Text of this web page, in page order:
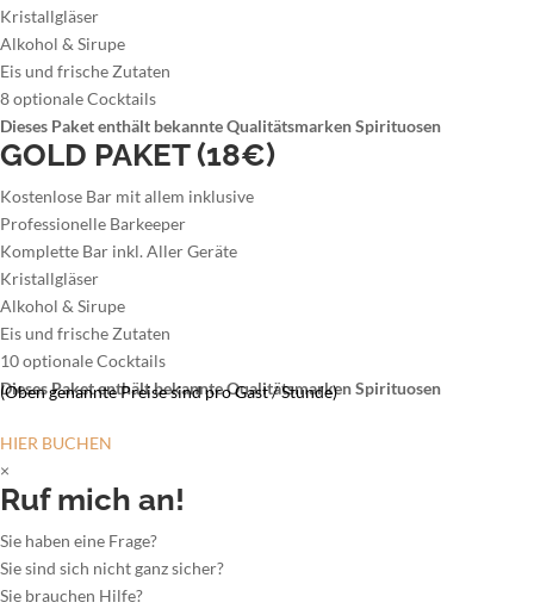
Kristallgläser
Alkohol & Sirupe
Eis und frische Zutaten
8 optionale Cocktails
Dieses Paket enthält bekannte Qualitätsmarken Spirituosen
GOLD PAKET (18€)
Kostenlose Bar mit allem inklusive
Professionelle Barkeeper
Komplette Bar inkl. Aller Geräte
Kristallgläser
Alkohol & Sirupe
Eis und frische Zutaten
10 optionale Cocktails
Dieses Paket enthält bekannte Qualitätsmarken Spirituosen
(Oben genannte Preise sind pro Gast / Stunde)
HIER BUCHEN
×
Ruf mich an!
Sie haben eine Frage?
Sie sind sich nicht ganz sicher?
Sie brauchen Hilfe?